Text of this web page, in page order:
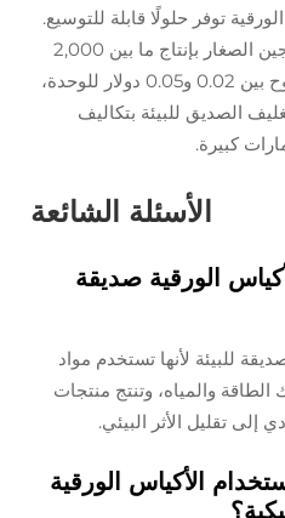
الورقية توفر حلولًا قابلة للتوسيع.
تسمح الأنظمة شبه الآلية للمُنتجين الصغار بإنتاج ما بين 2,000
و5,000 كيس يوميًا بتكلفة تتراوح بين 0.02 و0.05 دولار للوحدة،
الصديق للبيئة بتكاليف
كبيرة.
الأسئلة الشائعة
الورقية صديقة
للبيئة لأنها تستخدم مواد
الطاقة والمياه، وتنتج منتجات
إلى تقليل الأثر البيئي.
الأكياس الورقية